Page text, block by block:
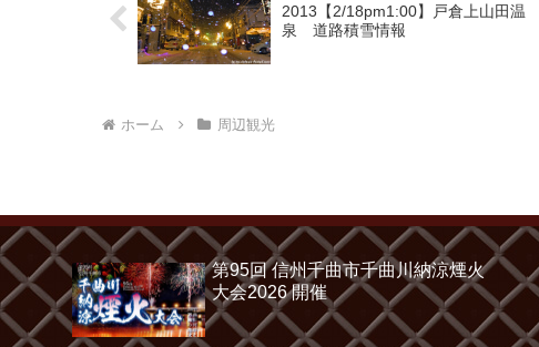
2013【2/18pm1:00】戸倉上山田温
泉 道路積雪情報
ホーム 周辺観光
第95回 信州千曲市千曲川納涼煙火
大会2026 開催